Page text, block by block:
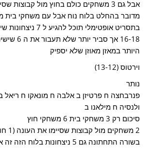
אבל גם 3 משחקים כולם בחוץ מול קבוצות שסיימו את העונה
מדובר בהחלט בלוח נוח אבל עם משחקי בית
בתסריט אופטימלי תוכל
16-18 אך
היותר במאזן מאוזן שלא יספיק
וירטוס (13-12)
נותר
פנרבחצה ח פרטיזן ב אלבה ח מונאקו ח ריאל
ולנסיה ח מילאנו ב
סיכום רק 3 משחקי בית 6 משחקי חוץ
2 משחקים מול קבוצות שסיימו את העונה (1 חוץ)
בשורה התחתונה גם 5 ניצחונות